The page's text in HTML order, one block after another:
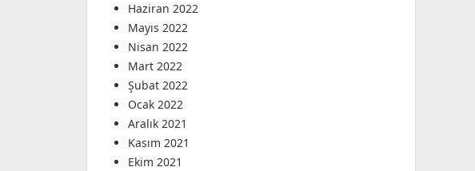
Haziran 2022
Mayıs 2022
Nisan 2022
Mart 2022
Şubat 2022
Ocak 2022
Aralık 2021
Kasım 2021
Ekim 2021